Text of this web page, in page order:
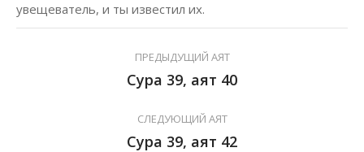
увещеватель, и ты известил их.
ПРЕДЫДУЩИЙ АЯТ
Сура 39, аят 40
СЛЕДУЮЩИЙ АЯТ
Сура 39, аят 42